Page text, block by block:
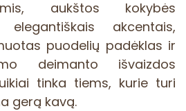
aukštos kokybės
akcentais,
puodelių padėklas ir
deimanto išvaizdos
tinka tiems, kurie turi
gerą kavą.